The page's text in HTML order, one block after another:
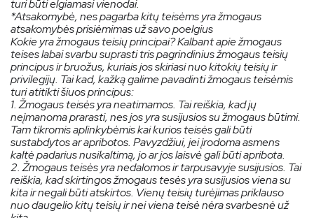
turi būti elgiamasi vienodai.
*Atsakomybė, nes pagarba kitų teisėms yra žmogaus
atsakomybės prisiėmimas už savo poelgius
Kokie yra žmogaus teisių principai? Kalbant apie žmogaus
teises labai svarbu suprasti tris pagrindinius žmogaus teisių
principus ir bruožus, kuriais jos skiriasi nuo kitokių teisių ir
privilegijų. Tai kad, kažką galime pavadinti žmogaus teisėmis
turi atitikti šiuos principus:
1. Žmogaus teisės yra neatimamos. Tai reiškia, kad jų
neįmanoma prarasti, nes jos yra susijusios su žmogaus būtimi.
Tam tikromis aplinkybėmis kai kurios teisės gali būti
sustabdytos ar apribotos. Pavyzdžiui, jei įrodoma asmens
kaltė padarius nusikaltimą, jo ar jos laisvė gali būti apribota.
2. Žmogaus teisės yra nedalomos ir tarpusavyje susijusios. Tai
reiškia, kad skirtingos žmogaus tesės yra susijusios viena su
kita ir negali būti atskirtos. Vienų teisių turėjimas priklauso
nuo daugelio kitų teisių ir nei viena teisė nėra svarbesnė už